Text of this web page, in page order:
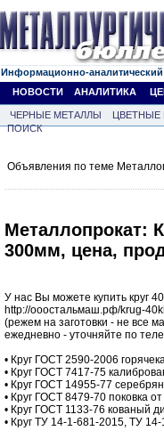
Информационно-
НОВОСТИ
АНАЛИТИКА
ЧЕРНЫЕ МЕТАЛЛЫ ЦВЕТНЫЕ
ПОИСК
Объявления по теме
Металлопрокат:
300мм, цена,
У нас Вы можете купить круг
http://ооостальмаш.рф/krug-
(режем на заготовки - не все
ежедневно - уточняйте по
• Круг ГОСТ 2590-2006
• Круг ГОСТ 7417-75
• Круг ГОСТ 14955-77
• Круг ГОСТ 8479-70 поковка
• Круг ГОСТ 1133-76 кованый
• Круг ТУ 14-1-681-2015, ТУ